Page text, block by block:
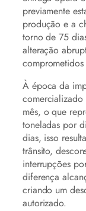
previamente
produção e a
torno de 75
alteração
À época da
mês, o que
toneladas por
dias, isso
trânsito,
interrupções
diferença
criando um
autorizado.